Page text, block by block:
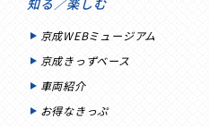
知る／楽しむ
京成WEBミュージアム
京成きっずベース
車両紹介
お得なきっぷ